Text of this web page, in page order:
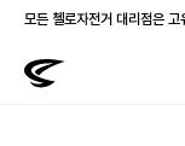
모든 첼로자전거 대리점은
첼로 전 제품 삼성카드 / KB